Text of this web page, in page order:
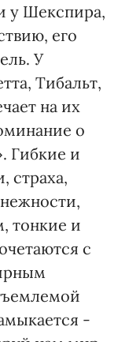
у Шекспира,
его
У
Тибальт,
на их
о
Гибкие и
страха,
тонкие и
с
-